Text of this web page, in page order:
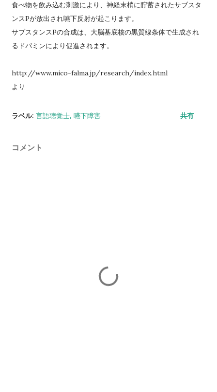
食べ物を飲み込む刺激により、神経末梢に貯蓄されたサブスタ
ンスPが放出され嚥下反射が起こります。
サブスタンスPの合成は、大脳基底核の黒質線条体で生成され
るドパミンにより促進されます。
http://www.mico-falma.jp/research/index.html
より
ラベル: 言語聴覚士 嚥下障害 共有
コメント